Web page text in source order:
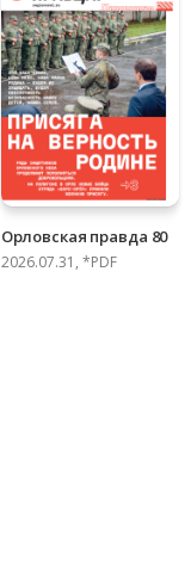
Орловская правда 80
2026.07.31, *PDF